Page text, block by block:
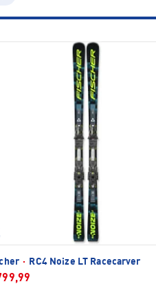
IM SET ERHÄLTLICH
· RC4 Noize LT Racecarver